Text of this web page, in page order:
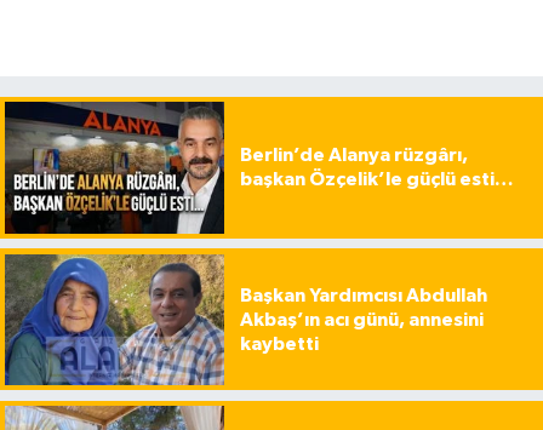
Berlin’de Alanya rüzgârı,
başkan Özçelik’le güçlü esti…
Başkan Yardımcısı Abdullah
Akbaş’ın acı günü, annesini
kaybetti